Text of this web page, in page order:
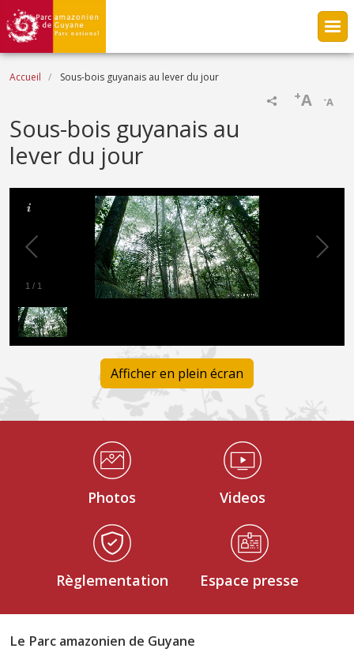
Aller au contenu principal
Fil d'Ariane
Accueil Sous-bois guyanais au lever du jour
-A
+A
Sous-bois guyanais au
lever du jour
1 / 1
Afficher en plein écran
Médiathèque Footer
Photos Videos
Règlementation Espace presse
Le Parc amazonien de Guyane